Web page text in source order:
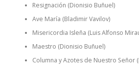
Resignación (Dionisio Buñuel)
Ave María (Bladimir Vavilov)
Misericordia Isleña (Luis Alfonso
Maestro (Dionisio Buñuel)
Columna y Azotes de Nuestro Señor